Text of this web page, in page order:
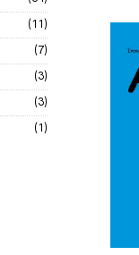
(11)
(7)
(3)
(3)
(1)